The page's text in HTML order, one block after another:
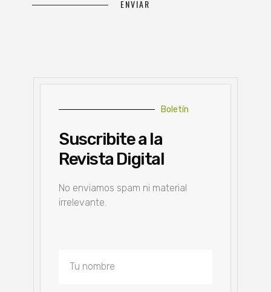
Boletín
Suscribite a la
Revista Digital
No enviamos spam ni material
irrelevante.